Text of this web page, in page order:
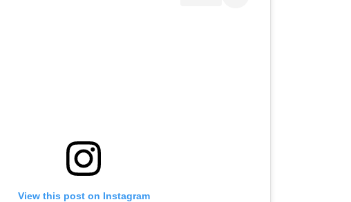
View this post on Instagram